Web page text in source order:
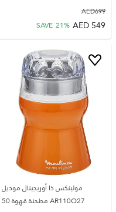
699
AED
549
AED
SAVE 21%
مولينكس ذا أوريجينال موديل
AR110O27 مطحنة قهوة 50